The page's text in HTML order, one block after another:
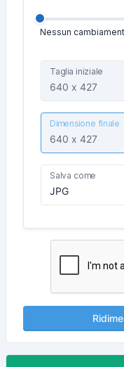
Nessun
Taglia iniziale
Dimensione finale
Salva come